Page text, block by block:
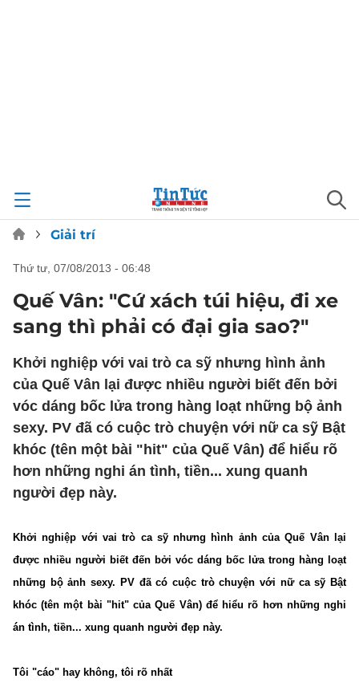
Giải trí
thứ tư, 07/08/2013 - 06:48
Quế Vân: "Cứ xách túi hiệu, đi xe
sang thì phải có đại gia sao?"
Khởi nghiệp với vai trò ca sỹ nhưng hình ảnh
của Quế Vân lại được nhiều người biết đến bởi
vóc dáng bốc lửa trong hàng loạt những bộ ảnh
sexy. PV đã có cuộc trò chuyện với nữ ca sỹ Bật
khóc (tên một bài "hit" của Quế Vân) để hiểu rõ
hơn những nghi án tình, tiền... xung quanh
người đẹp này.
Khởi nghiệp với vai trò ca sỹ nhưng hình ảnh của Quế Vân lại
được nhiều người biết đến bởi vóc dáng bốc lửa trong hàng loạt
những bộ ảnh sexy. PV đã có cuộc trò chuyện với nữ ca sỹ Bật
khóc (tên một bài "hit" của Quế Vân) để hiểu rõ hơn những nghi
án tình, tiền... xung quanh người đẹp này.
Tôi "cáo" hay không, tôi rõ nhất